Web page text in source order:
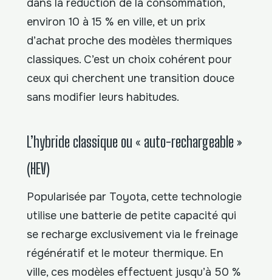
dans la réduction de la consommation,
environ 10 à 15 % en ville, et un prix
d’achat proche des modèles thermiques
classiques. C’est un choix cohérent pour
ceux qui cherchent une transition douce
sans modifier leurs habitudes.
L’hybride classique ou « auto-rechargeable »
(HEV)
Popularisée par Toyota, cette technologie
utilise une batterie de petite capacité qui
se recharge exclusivement via le freinage
régénératif et le moteur thermique. En
ville, ces modèles effectuent jusqu’à 50 %